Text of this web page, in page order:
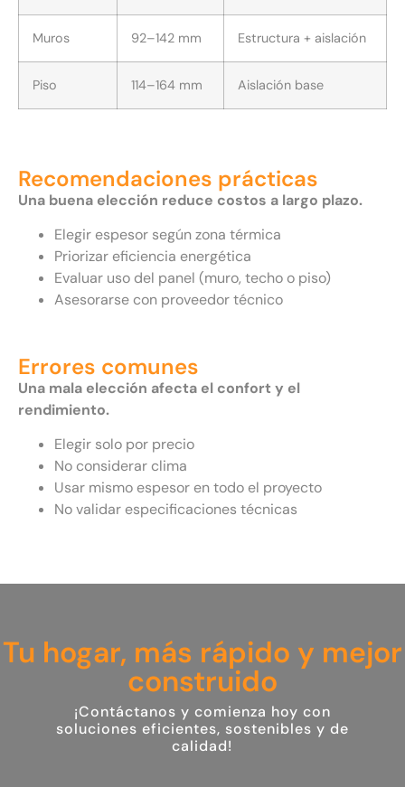
Muros 92–142 mm Estructura + aislación
Piso 114–164 mm Aislación base
Recomendaciones prácticas
Una buena elección reduce costos a largo plazo.
Elegir espesor según zona térmica
Priorizar eficiencia energética
Evaluar uso del panel (muro, techo o piso)
Asesorarse con proveedor técnico
Errores comunes
Una mala elección afecta el confort y el
rendimiento.
Elegir solo por precio
No considerar clima
Usar mismo espesor en todo el proyecto
No validar especificaciones técnicas
Tu hogar, más rápido y mejor
construido
¡Contáctanos y comienza hoy con
soluciones eficientes, sostenibles y de
calidad!